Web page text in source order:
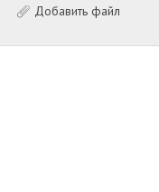
Добавить файл